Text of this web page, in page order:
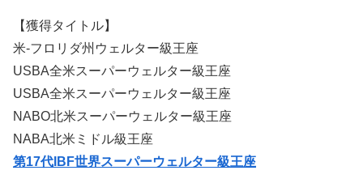
【獲得タイトル】
米-フロリダ州ウェルター級王座
USBA全米スーパーウェルター級王座
USBA全米スーパーウェルター級王座
NABO北米スーパーウェルター級王座
NABA北米ミドル級王座
第17代IBF世界スーパーウェルター級王座